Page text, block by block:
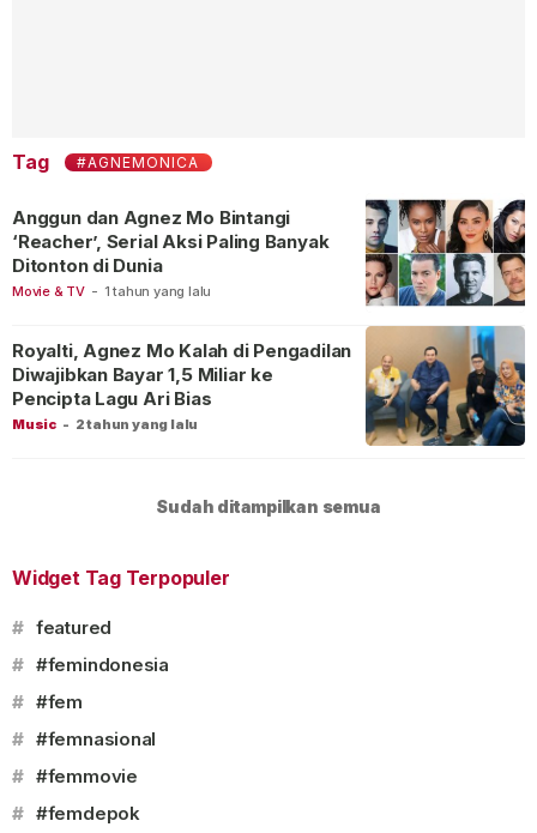
Tag #AGNEMONICA
Movie & TV - 1 tahun yang lalu
Anggun dan Agnez Mo Bintangi
‘Reacher’, Serial Aksi Paling Banyak
Ditonton di Dunia
Music - 2 tahun yang lalu
Royalti, Agnez Mo Kalah di Pengadilan
Diwajibkan Bayar 1,5 Miliar ke
Pencipta Lagu Ari Bias
Sudah ditampilkan semua
Widget Tag Terpopuler
# featured
# #femindonesia
# #fem
# #femnasional
# #femmovie
# #femdepok